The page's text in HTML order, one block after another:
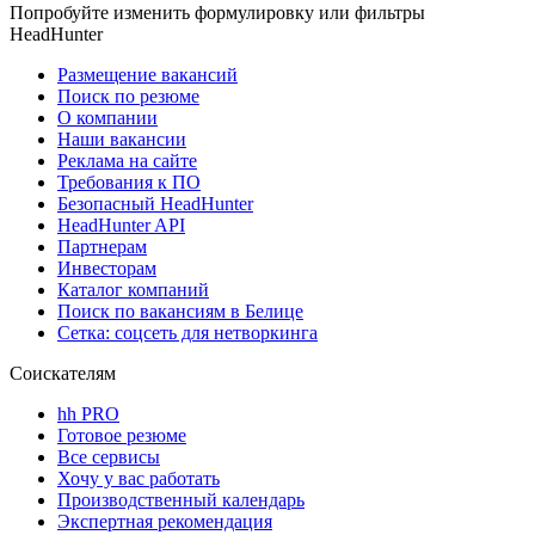
Попробуйте изменить формулировку или фильтры
HeadHunter
Размещение вакансий
Поиск по резюме
О компании
Наши вакансии
Реклама на сайте
Требования к ПО
Безопасный HeadHunter
HeadHunter API
Партнерам
Инвесторам
Каталог компаний
Поиск по вакансиям в Белице
Сетка: соцсеть для нетворкинга
Соискателям
hh PRO
Готовое резюме
Все сервисы
Хочу у вас работать
Производственный календарь
Экспертная рекомендация